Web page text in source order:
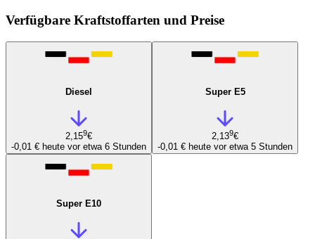
Verfügbare Kraftstoffarten und Preise
Diesel
2,159€
-0,01 € heute vor etwa 6 Stunden
Super E5
2,139€
-0,01 € heute vor etwa 5 Stunden
Super E10